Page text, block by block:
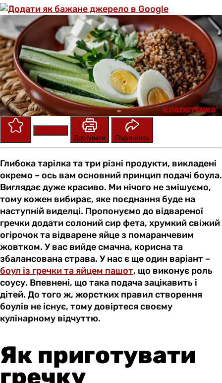
Друкувати
Поділитись
Глибока тарілка та три різні продукти, викладені
окремо – ось вам основний принцип подачі боула.
Виглядає дуже красиво. Ми нічого не змішуємо,
тому кожен вибирає, яке поєднання буде на
наступній виделці. Пропонуємо до відвареної
гречки додати солоний сир фета, хрумкий свіжий
огірочок та відварене яйце з помаранчевим
жовтком. У вас вийде смачна, корисна та
збалансована страва. У нас є ще один варіант –
боул із гречки та яйцем пашот, що виконує роль
соусу. Впевнені, що така подача зацікавить і
дітей. До того ж, жорстких правил створення
боулів не існує, тому довіртеся своєму
кулінарному відчуттю.
Як приготувати
гречку